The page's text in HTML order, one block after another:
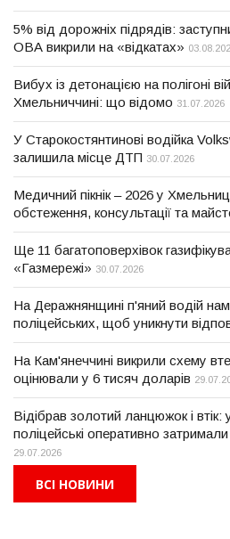
5% від дорожніх підрядів:
ОВА викрили на «відкатах»
Вибух із детонацією на полігоні
Хмельниччині: що відомо 31.07.2026
У Старокостянтинові водійка
залишила місце ДТП 30.07.2026
Медичний пікнік – 2026 у
обстеження, консультації та
Ще 11 багатоповерхівок
«Газмережі» 30.07.2026
На Деражнянщині п'яний водій
поліцейських, щоб уникнути
На Кам'янеччині викрили схему
оцінювали у 6 тисяч доларів
Відібрав золотий ланцюжок і
поліцейські оперативно
29.07.2026
ВСІ НОВИНИ